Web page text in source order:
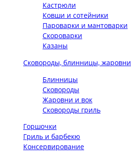
Кастрюли
Ковши и сотейники
Пароварки и мантоварки
Скороварки
Казаны
Сковороды, блинницы, жаровни
Блинницы
Сковороды
Жаровни и вок
Сковороды гриль
Горшочки
Гриль и барбекю
Консервирование